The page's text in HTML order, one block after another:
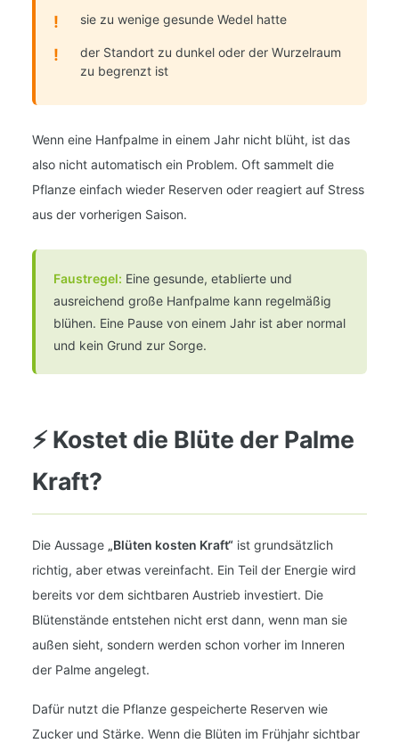
! sie zu wenige gesunde Wedel hatte
!
der Standort zu dunkel oder der Wurzelraum
zu begrenzt ist
Wenn eine Hanfpalme in einem Jahr nicht blüht, ist das
also nicht automatisch ein Problem. Oft sammelt die
Pflanze einfach wieder Reserven oder reagiert auf Stress
aus der vorherigen Saison.
Faustregel: Eine gesunde, etablierte und
ausreichend große Hanfpalme kann regelmäßig
blühen. Eine Pause von einem Jahr ist aber normal
und kein Grund zur Sorge.
⚡ Kostet die Blüte der Palme
Kraft?
Die Aussage „Blüten kosten Kraft“ ist grundsätzlich
richtig, aber etwas vereinfacht. Ein Teil der Energie wird
bereits vor dem sichtbaren Austrieb investiert. Die
Blütenstände entstehen nicht erst dann, wenn man sie
außen sieht, sondern werden schon vorher im Inneren
der Palme angelegt.
Dafür nutzt die Pflanze gespeicherte Reserven wie
Zucker und Stärke. Wenn die Blüten im Frühjahr sichtbar